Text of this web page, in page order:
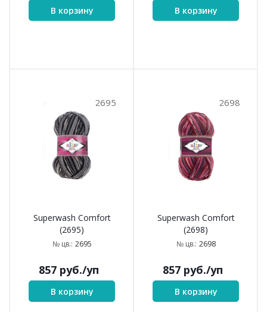
В корзину В корзину
2695
Superwash Comfort
(2695)
№ цв.: 2695
857 руб./уп
В корзину
2698
Superwash Comfort
(2698)
№ цв.: 2698
857 руб./уп
В корзину